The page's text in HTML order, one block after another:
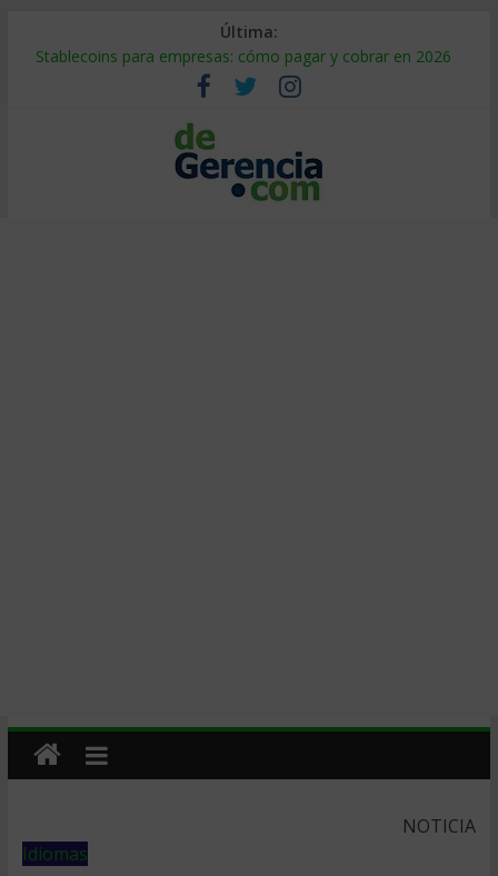
Última:
Stablecoins para empresas: cómo pagar y cobrar en 2026
Despido silencioso: qué es y por qué sale tan caro
IA en selección de personal: cómo auditarla a tiempo
Trabajo forzoso en la cadena de suministro: qué hacer
Mercado hispano de EE. UU.: cómo segmentarlo y venderle
NOTICIA
Idiomas